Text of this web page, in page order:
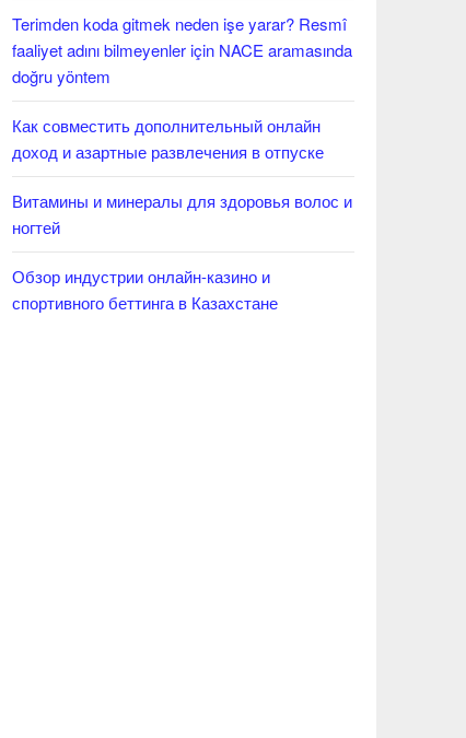
Terimden koda gitmek neden işe yarar? Resmî
faaliyet adını bilmeyenler için NACE aramasında
doğru yöntem
Как совместить дополнительный онлайн
доход и азартные развлечения в отпуске
Витамины и минералы для здоровья волос и
ногтей
Обзор индустрии онлайн-казино и
спортивного беттинга в Казахстане